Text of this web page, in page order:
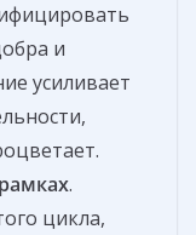
и
усиливает
.
цикла,